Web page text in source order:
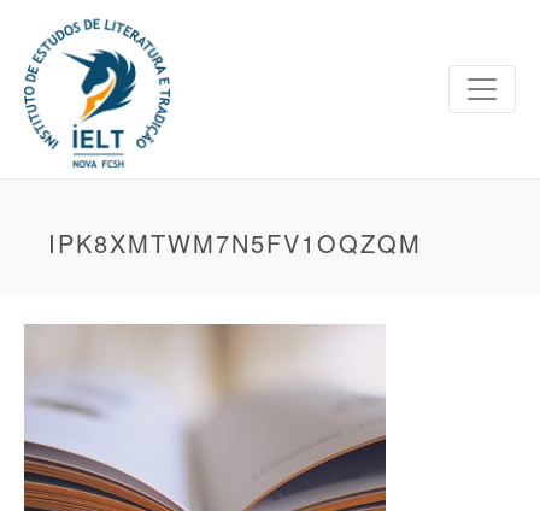
IPK8XMTWM7N5FV1OQZQM